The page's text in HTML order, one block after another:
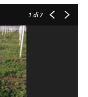
1 di 7